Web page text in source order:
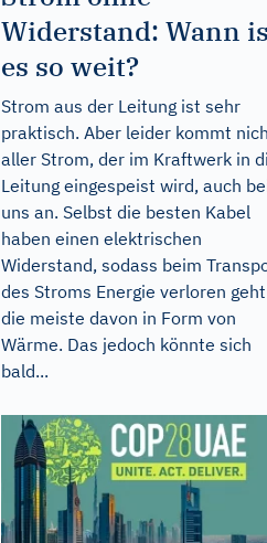
Widerstand: Wann
es so weit?
Strom aus der Leitung ist sehr
praktisch. Aber leider kommt
aller Strom, der im Kraftwerk in
Leitung eingespeist wird, auch
uns an. Selbst die besten Kabel
haben einen elektrischen
Widerstand, sodass beim
des Stroms Energie verloren
die meiste davon in Form von
Wärme. Das jedoch könnte sich
bald...